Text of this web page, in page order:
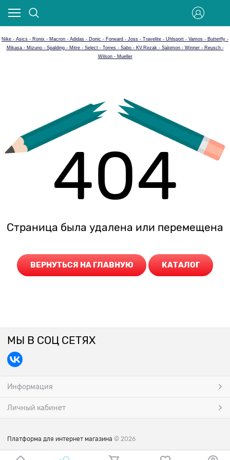
Nike - Asics - Ronix - Macron - Adidas - Donic - Forward - Joss - Travelite - Uhlsport - Vamos - Butterfly -
Mikasa - Mizuno - Spalding - Mitre - Select - Torres - Sabo - KV.Rezak - Salomon - Winner - Reusch -
Wilson - Mueller
404
Страница была удалена или перемещена
ВЕРНУТЬСЯ НА ГЛАВНУЮ КАТАЛОГ
МЫ В СОЦ СЕТЯХ
Информация
Личный кабинет
Платформа для интернет магазина © 2026